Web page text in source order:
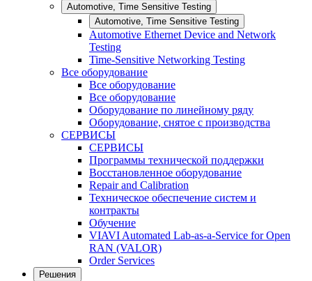
Automotive, Time Sensitive Testing
Automotive, Time Sensitive Testing
Automotive Ethernet Device and Network
Testing
Time-Sensitive Networking Testing
Все оборудование
Все оборудование
Все оборудование
Оборудование по линейному ряду
Оборудование, снятое с производства
СЕРВИСЫ
СЕРВИСЫ
Программы технической поддержки
Восстановленное оборудование
Repair and Calibration
Техническое обеспечение систем и
контракты
Обучение
VIAVI Automated Lab-as-a-Service for Open
RAN (VALOR)
Order Services
Решения